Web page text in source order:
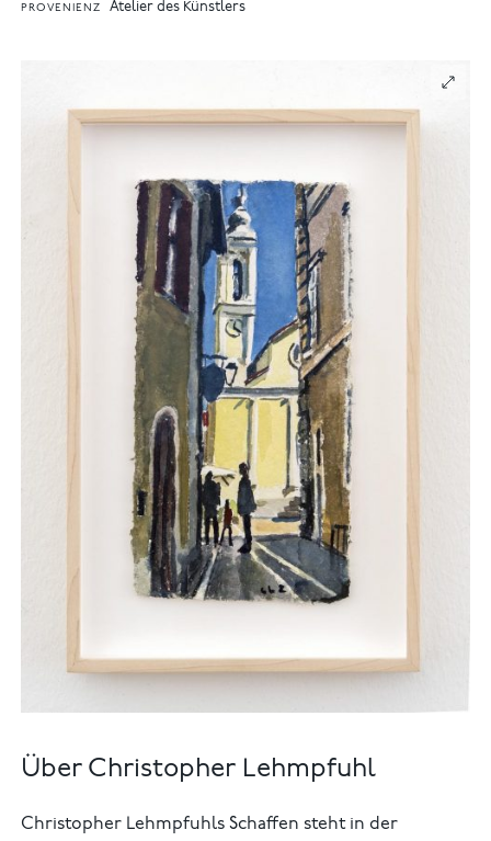
PROVENIENZ Atelier des Künstlers
Über Christopher Lehmpfuhl
Christopher Lehmpfuhls Schaffen steht in der